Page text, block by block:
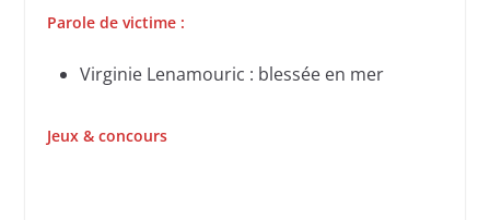
Parole de victime :
Virginie Lenamouric : blessée en mer
Jeux & concours